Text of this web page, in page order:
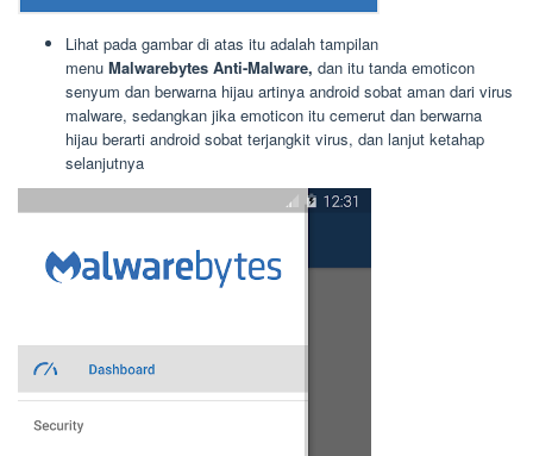
Lihat pada gambar di atas itu adalah tampilan
menu Malwarebytes Anti-Malware, dan itu tanda emoticon
senyum dan berwarna hijau artinya android sobat aman dari virus
malware, sedangkan jika emoticon itu cemerut dan berwarna
hijau berarti android sobat terjangkit virus, dan lanjut ketahap
selanjutnya